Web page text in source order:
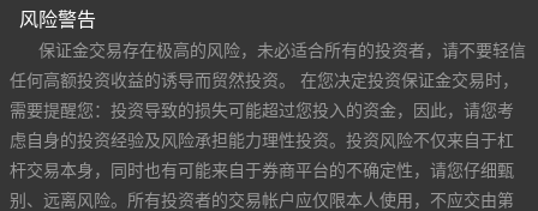
风险警告
保证金交易存在极高的风险，未必适合所有的投资者，请不要轻信
任何高额投资收益的诱导而贸然投资。 在您决定投资保证金交易时，
需要提醒您：投资导致的损失可能超过您投入的资金，因此，请您考
虑自身的投资经验及风险承担能力理性投资。投资风险不仅来自于杠
杆交易本身，同时也有可能来自于券商平台的不确定性，请您仔细甄
别、远离风险。所有投资者的交易帐户应仅限本人使用，不应交由第